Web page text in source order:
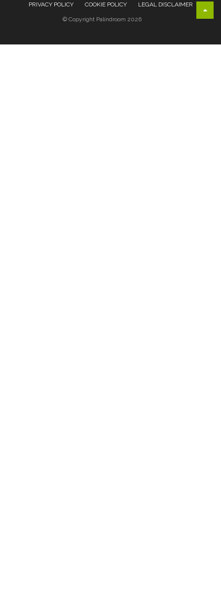
PRIVACY POLICY COOKIE POLICY LEGAL DISCLAIMER
© Copyright Palindroom 2026